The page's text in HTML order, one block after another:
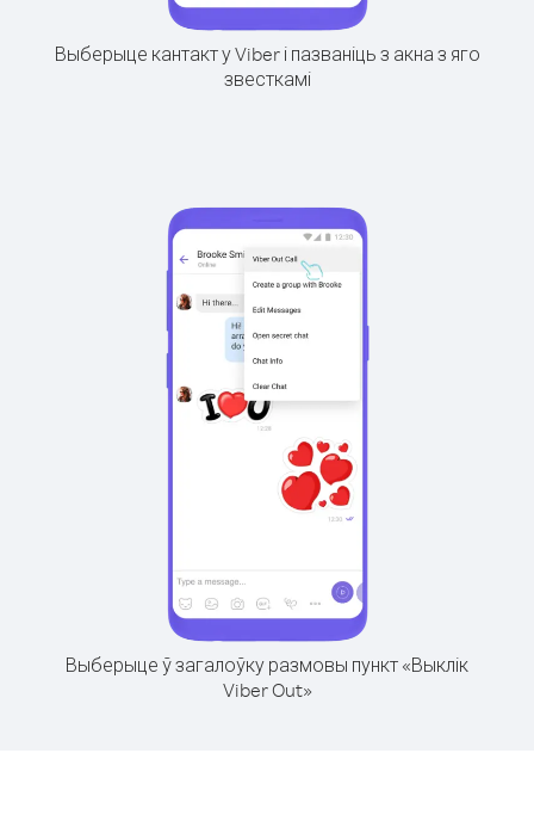
Выберыце кантакт у Viber і пазваніць з акна з яго
звесткамі
Выберыце ў загалоўку размовы пункт «Выклік
Viber Out»